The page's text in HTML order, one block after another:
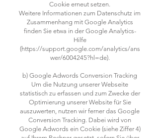
Cookie erneut setzen.
Weitere Informationen zum Datenschutz im
Zusammenhang mit Google Analytics
finden Sie etwa in der Google Analytics-
Hilfe
(https://support.google.com/analytics/ans
wer/6004245?hl=de).
b) Google Adwords Conversion Tracking
Um die Nutzung unserer Webseite
statistisch zu erfassen und zum Zwecke der
Optimierung unserer Website für Sie
auszuwerten, nutzen wir ferner das Google
Conversion Tracking. Dabei wird von
Google Adwords ein Cookie (siehe Ziffer 4)